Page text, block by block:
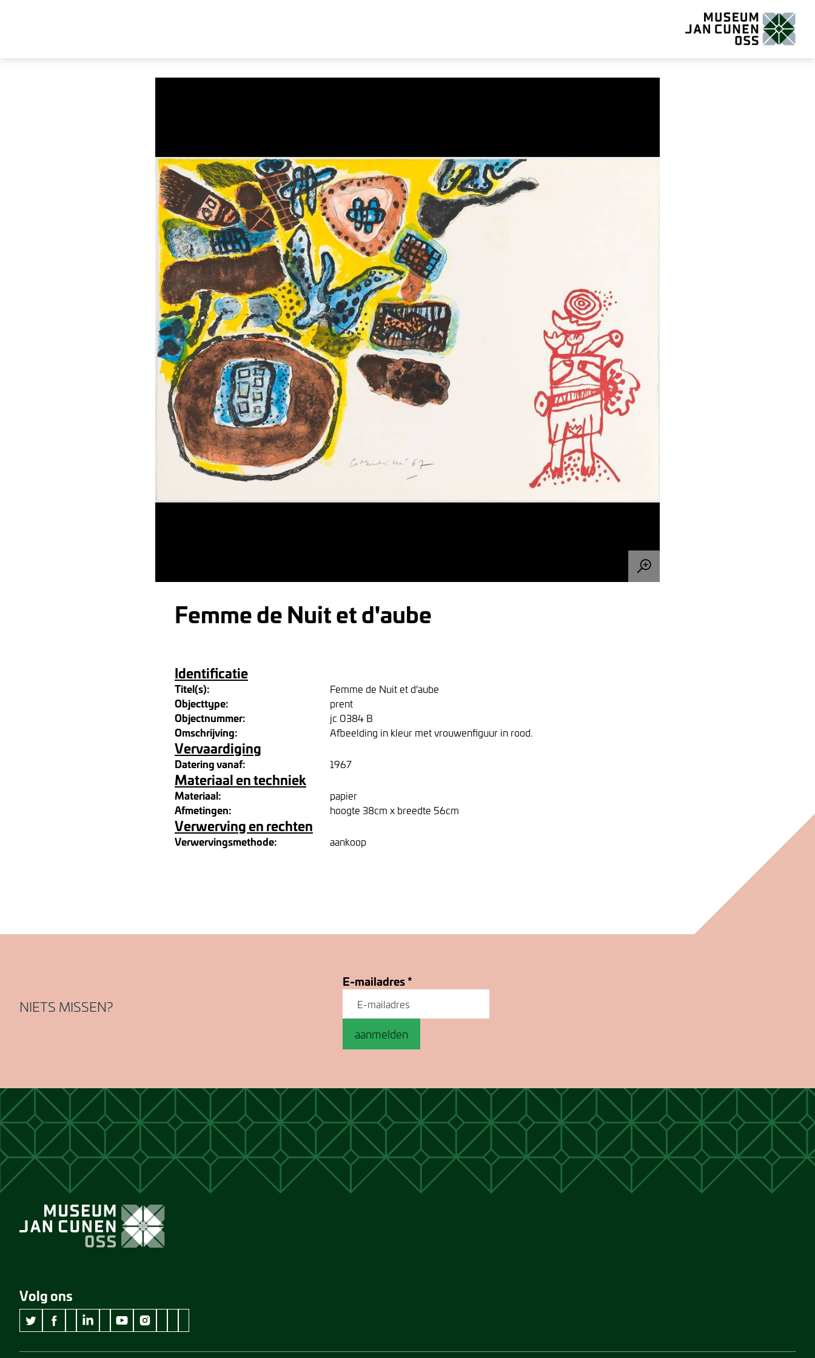
Femme de Nuit et d'aube
Identificatie
Titel(s): Femme de Nuit et d'aube
Objecttype: prent
Objectnummer: jc 0384 B
Omschrijving: Afbeelding in kleur met vrouwenfiguur in rood.
Vervaardiging
Datering vanaf: 1967
Materiaal en techniek
Materiaal: papier
Afmetingen: hoogte 38cm x breedte 56cm
Verwerving en rechten
Verwervingsmethode: aankoop
NIETS MISSEN?
E-mailadres*
aanmelden
Volg ons
twitter Museum Jan Cunen
facebook Museum Jan Cunen
wikipedia Museum Jan Cunen
linkedin Museum Jan Cunen
googleplus Museum Jan Cunen
youtube Museum Jan Cunen
instagram Museum Jan Cunen